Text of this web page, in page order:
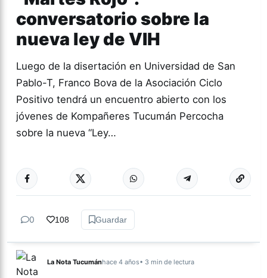
conversatorio sobre la
nueva ley de VIH
Luego de la disertación en Universidad de San
Pablo-T, Franco Bova de la Asociación Ciclo
Positivo tendrá un encuentro abierto con los
jóvenes de Kompañeres Tucumán Percocha
sobre la nueva “Ley…
ACTUALIDAD Más
0 108 Guardar
La Nota Tucumánhace 4 años• 3 min de lectura